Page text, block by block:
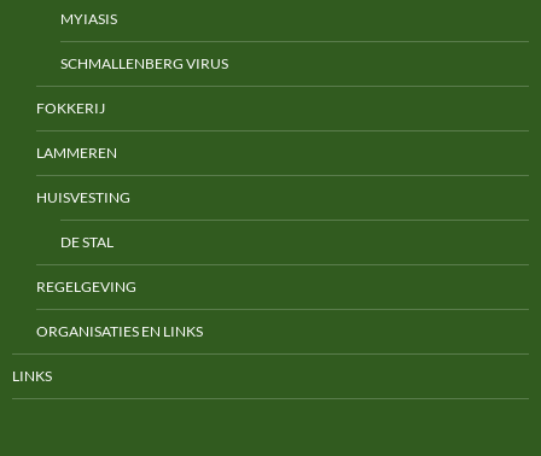
MYIASIS
SCHMALLENBERG VIRUS
FOKKERIJ
LAMMEREN
HUISVESTING
DE STAL
REGELGEVING
ORGANISATIES EN LINKS
LINKS